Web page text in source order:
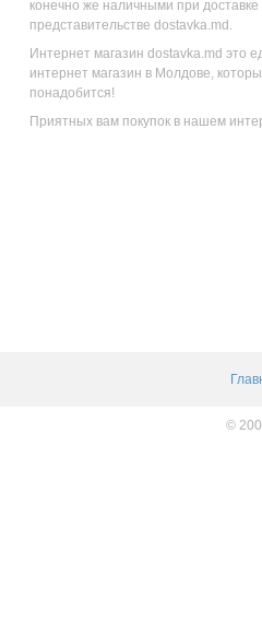
конечно же наличными при
представительстве dostavka.md.
Интернет магазин dostavka.md это
интернет магазин в Молдове,
понадобится!
Приятных вам покупок в нашем
©